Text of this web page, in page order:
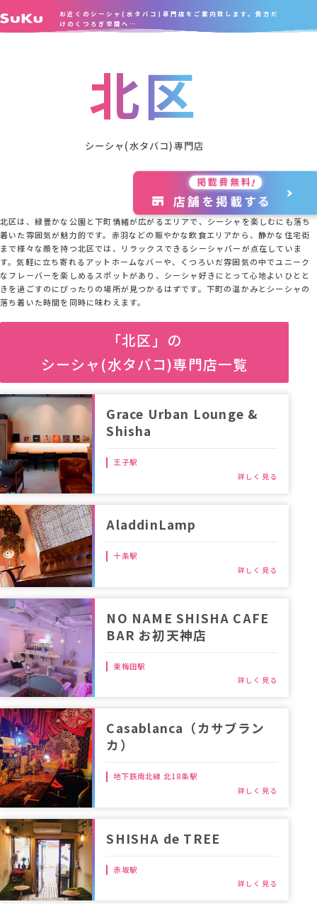
お近くのシーシャ(水タバコ)専門店をご案内致します。貴方だ
けのくつろぎ空間へ…
北区
シーシャ(水タバコ)専門店
北区は、緑豊かな公園と下町情緒が広がるエリアで、シーシャを楽しむにも落ち
着いた雰囲気が魅力的です。赤羽などの賑やかな飲食エリアから、静かな住宅街
まで様々な顔を持つ北区では、リラックスできるシーシャバーが点在していま
す。気軽に立ち寄れるアットホームなバーや、くつろいだ雰囲気の中でユニーク
なフレーバーを楽しめるスポットがあり、シーシャ好きにとって心地よいひとと
きを過ごすのにぴったりの場所が見つかるはずです。下町の温かみとシーシャの
落ち着いた時間を同時に味わえます。
「北区」の
シーシャ(水タバコ)専門店一覧
Grace Urban Lounge &
Shisha
王子駅
AladdinLamp
十条駅
NO NAME SHISHA CAFE
BAR お初天神店
東梅田駅
Casablanca（カサブラン
カ）
地下鉄南北線 北18条駅
SHISHA de TREE
赤坂駅